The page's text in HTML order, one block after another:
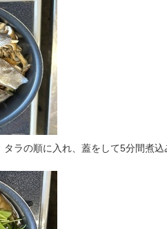
ラの順に入れ、蓋をして5分間煮込